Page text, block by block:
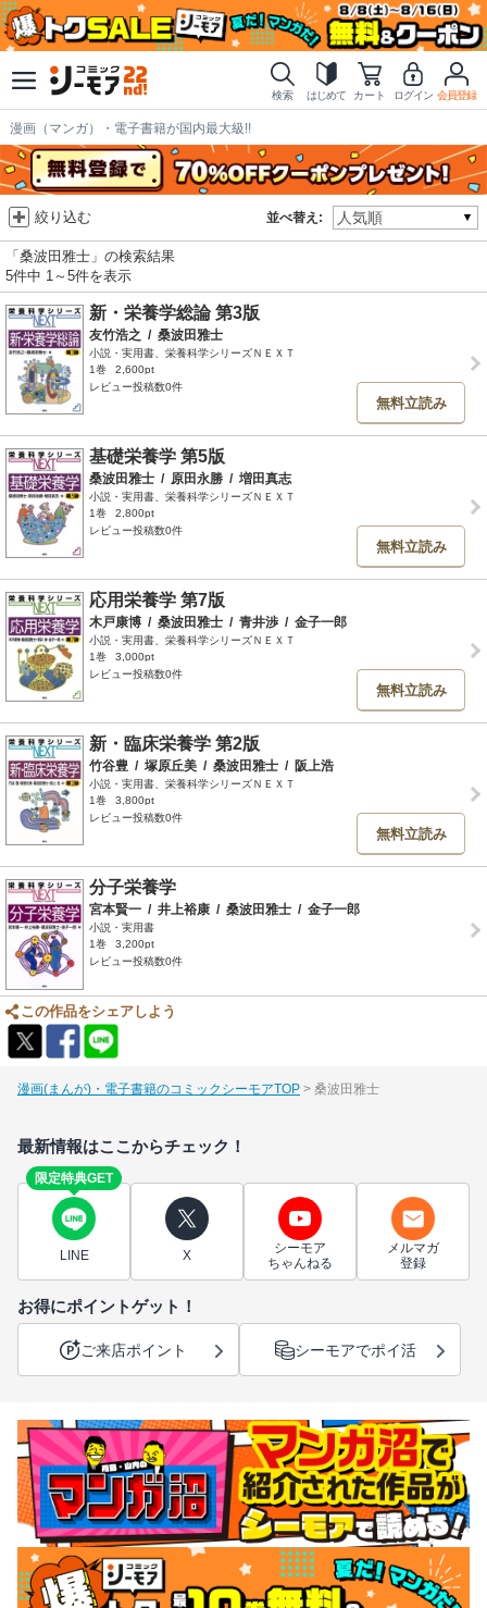
検索 はじめて カート ログイン 会員登録
漫画（マンガ）・電子書籍が国内最大級!!
並べ替え:
絞り込む
「桑波田雅士」の検索結果
5件中 1～5件を表示
新・栄養学総論 第3版
友竹浩之 / 桑波田雅士
小説・実用書、栄養科学シリーズＮＥＸＴ
1巻
2,600pt
レビュー投稿数0件
無料立読み
基礎栄養学 第5版
桑波田雅士 / 原田永勝 / 増田真志
小説・実用書、栄養科学シリーズＮＥＸＴ
1巻
2,800pt
レビュー投稿数0件
無料立読み
応用栄養学 第7版
木戸康博 / 桑波田雅士 / 青井渉 / 金子一郎
小説・実用書、栄養科学シリーズＮＥＸＴ
1巻
3,000pt
レビュー投稿数0件
無料立読み
新・臨床栄養学 第2版
竹谷豊 / 塚原丘美 / 桑波田雅士 / 阪上浩
小説・実用書、栄養科学シリーズＮＥＸＴ
1巻
3,800pt
レビュー投稿数0件
無料立読み
分子栄養学
宮本賢一 / 井上裕康 / 桑波田雅士 / 金子一郎
小説・実用書
1巻
3,200pt
レビュー投稿数0件
この作品をシェアしよう
漫画(まんが)・電子書籍のコミックシーモアTOP 桑波田雅士
最新情報はここからチェック！
限定特典GET
LINE X
シーモア
ちゃんねる
メルマガ
登録
お得にポイントゲット！
ご来店ポイント シーモアでポイ活